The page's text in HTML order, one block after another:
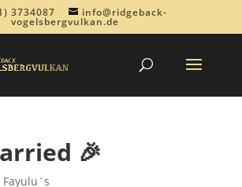
3734087 info@ridgeback-
vogelsbergvulkan.de
🎉
Fayulu´s